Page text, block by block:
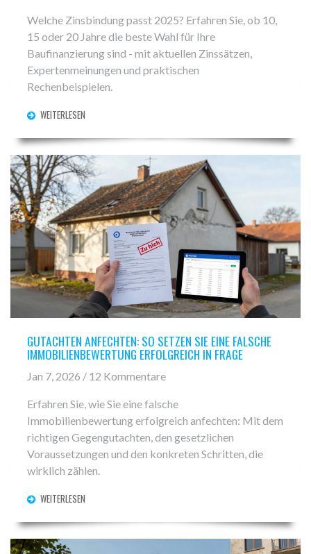
Welche Zinsbindung passt 2025? Erfahren Sie, ob 10,
15 oder 20 Jahre die beste Wahl für Ihre
Baufinanzierung sind - mit aktuellen Zinssätzen,
Expertenmeinungen und praktischen
Rechenbeispielen.
WEITERLESEN
GUTACHTEN ANFECHTEN: SO SETZEN SIE EINE FALSCHE
IMMOBILIENBEWERTUNG ERFOLGREICH IN FRAGE
Jan 7, 2026 / 12 Kommentare
Erfahren Sie, wie Sie eine falsche
Immobilienbewertung erfolgreich anfechten: Mit dem
richtigen Gegengutachten, den gesetzlichen
Voraussetzungen und den konkreten Schritten, die
wirklich zählen.
WEITERLESEN